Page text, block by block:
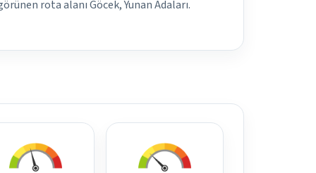
rota alanı Göcek, Yunan Adaları.